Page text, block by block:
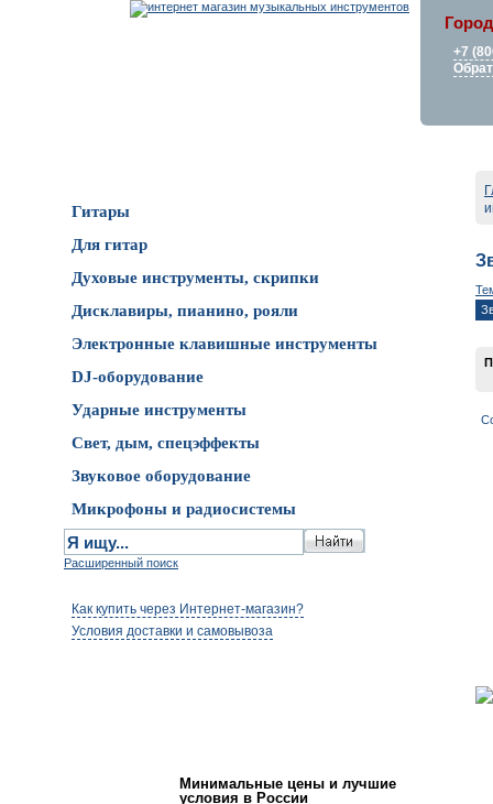
+7
Гитары
Для гитар
Духовые инструменты, скрипки
Дисклавиры, пианино, рояли
Электронные клавишные инструменты
DJ-оборудование
Ударные инструменты
Свет, дым, спецэффекты
Звуковое оборудование
Микрофоны и радиосистемы
Расширенный поиск
Как купить через Интернет-магазин?
Условия доставки и самовывоза
Минимальные цены и лучшие
условия в России